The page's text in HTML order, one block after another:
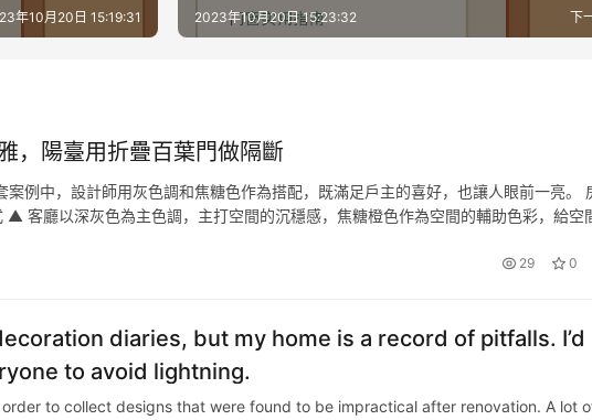
年10月20日 15:19:31 下
2023年10月20日 15:23:32
，陽臺用折疊百葉門做隔斷
例中，設計師用灰色調和焦糖色作為搭配，既滿足戶主的喜好，也讓人眼前一亮。
客廳以深灰色為主色調，主打空間的沉穩感，焦糖橙色作為空間的輔助色彩，給空
29 0
diaries, but my home is a record of pitfalls. I’d
to avoid lightning.
to collect designs that were found to be impractical after renovation. A lot